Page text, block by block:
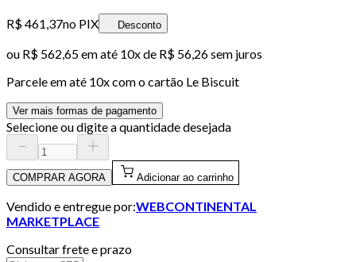
R$ 461,37no PIX Desconto
ou R$ 562,65em até 10x de R$ 56,26 sem juros
Parcele em até 10x com o cartão Le Biscuit
Ver mais formas de pagamento
Selecione ou digite a quantidade desejada
COMPRAR AGORA Adicionar ao carrinho
Vendido e entregue por:WEBCONTINENTAL
MARKETPLACE
Consultar frete e prazo